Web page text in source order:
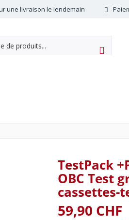
une livraison le lendemain
TestPack
OBC Test
cassettes-
59,90 CHF